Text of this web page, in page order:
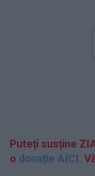
Puteți susține
o donație AICI.